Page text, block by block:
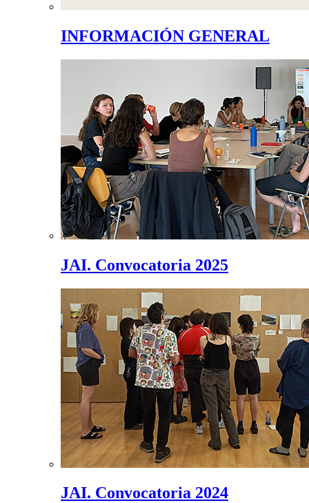
INFORMACIÓN GENERAL
JAI. Convocatoria 2025
JAI. Convocatoria 2024